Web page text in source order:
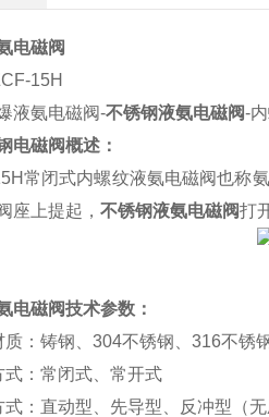
电磁阀
15H
液氨电磁阀-不锈钢液氨电磁阀-
电磁阀概述：
常闭式内螺纹液氨电磁阀也称
座上提起， 不锈钢液氨电磁阀打
电磁阀技术参数：
质：铸钢、304不锈钢、316不锈
式：常闭式、常开式
：直动型、先导型、反冲型（无